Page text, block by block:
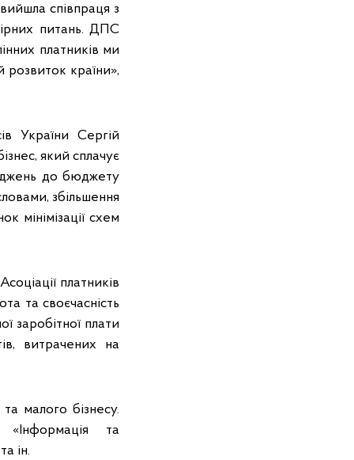
співпраця з
питань. ДПС
платників ми
розвиток країни»,
України Сергій
який сплачує
до бюджету
збільшення
мінімізації схем
платників
та своєчасність
заробітної плати
витрачених на
малого бізнесу.
«Інформація та
ін.